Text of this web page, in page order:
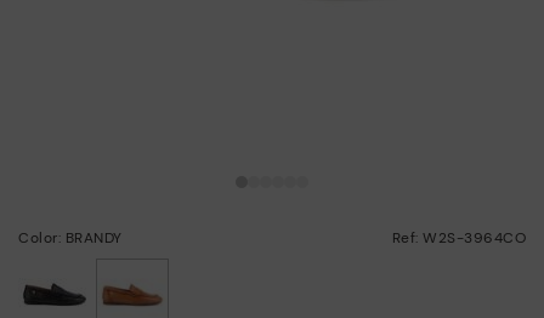
Color: BRANDY Ref: W2S-3964CO